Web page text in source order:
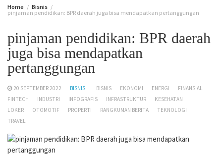
Home
Bisnis
pinjaman pendidikan: BPR daerah juga bisa mendapatkan pertanggungan
pinjaman pendidikan: BPR daerah
juga bisa mendapatkan
pertanggungan
20 SEPTEMBER 2022 BISNIS BISNIS EKONOMI ENERGI
FINANSIAL
FINTECH
INDUSTRI INFOGRAFIS INFRASTRUKTUR
KESEHATAN
LOKER
OTOMOTIF PROPERTI RANGKUMAN BERITA
TEKNOLOGI
TRAVEL